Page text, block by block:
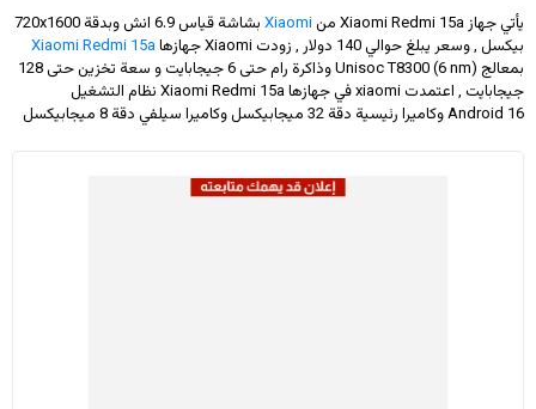
يأتي جهاز Xiaomi Redmi 15a من Xiaomi بشاشة قياس 6.9 انش وبدقة
720x1600
بيكسل , وسعر يبلغ حوالي 140 دولار
, زودت Xiaomi جهازها
Xiaomi Redmi 15a
بمعالج Unisoc T8300 (6 nm) وذاكرة رام حتى 6 جيجابايت و سعة تخزين حتى 128
جيجابايت , اعتمدت xiaomi في جهازها Xiaomi Redmi 15a نظام التشغيل
Android 16 وكاميرا رئيسية دقة 32 ميجابيكسل وكاميرا سيلفي دقة 8 ميجابيكسل